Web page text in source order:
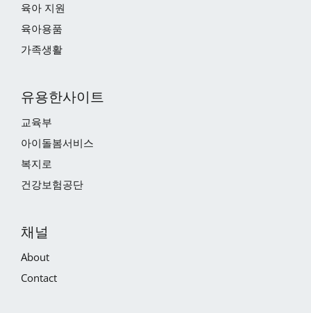
육아 지원
육아용품
가족생활
유용한사이트
교육부
아이돌봄서비스
복지로
건강보험공단
채널
About
Contact